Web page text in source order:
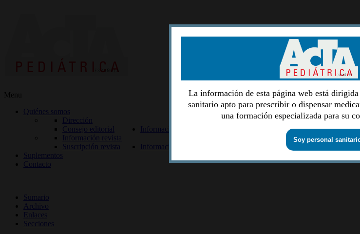
Menu
Quiénes somos
Dirección
Consejo editorial
Información lectores
Información revista
Suscripción revista
Información autores
Suplementos
Contacto
Sumario
Archivo
Enlaces
Secciones
La información de esta página web está
sanitario apto para prescribir o dispensar
una formación especializada para su
Soy personal